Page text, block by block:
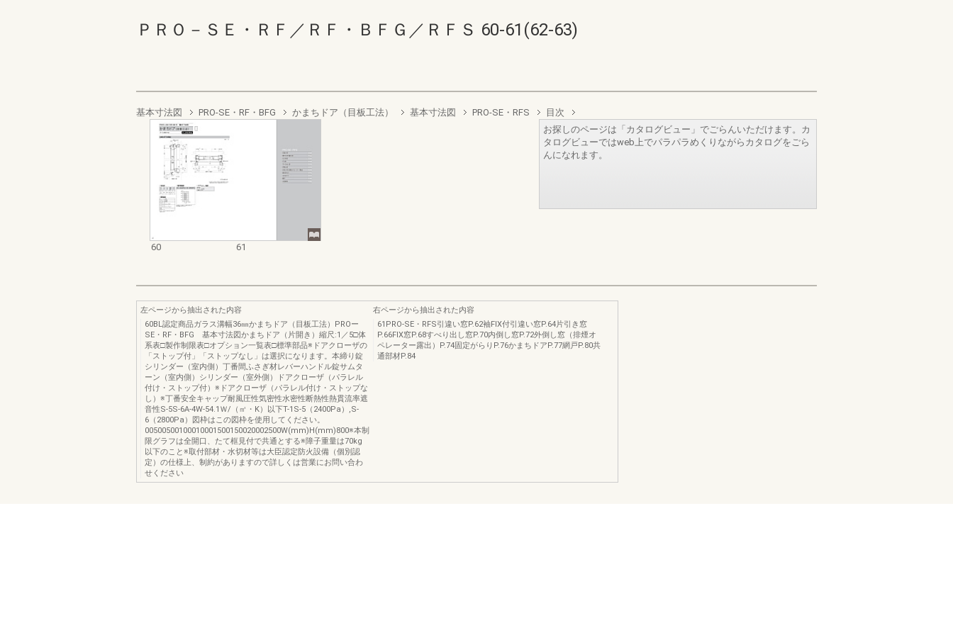
ＰＲＯ－ＳＥ・ＲＦ／ＲＦ・ＢＦＧ／ＲＦＳ 60-61(62-63)
基本寸法図 PRO-SE・RF・BFG かまちドア（目板工法） 基本寸法図 PRO-SE・RFS 目次
60 61
お探しのページは「カタログビュー」でごらんいただけます。カ
タログビューではweb上でパラパラめくりながらカタログをごら
んになれます。
左ページから抽出された内容
60BL認定商品ガラス溝幅36㎜かまちドア（目板工法）PROー
SE・RF・BFG 基本寸法図かまちドア（片開き）縮尺:1／5□体
系表□製作制限表□オプション一覧表□標準部品※ドアクローザの
「ストップ付」「ストップなし」は選択になります。本締り錠
シリンダー（室内側）丁番間ふさぎ材レバーハンドル錠サムタ
ーン（室内側）シリンダー（室外側）ドアクローザ（パラレル
付け・ストップ付）※ドアクローザ（パラレル付け・ストップな
し）※丁番安全キャップ耐風圧性気密性水密性断熱性熱貫流率遮
音性S-5S-6A-4W-54.1Ｗ/（㎡・K）以下T-1S-5（2400Pa）,S-
6（2800Pa）図枠はこの図枠を使用してください。
00500500100010001500150020002500W(mm)H(mm)800※本制
限グラフは全開口、たて框見付で共通とする※障子重量は70kg
以下のこと※取付部材・水切材等は大臣認定防火設備（個別認
定）の仕様上、制約がありますので詳しくは営業にお問い合わ
せください
右ページから抽出された内容
61PRO-SE・RFS引違い窓P.62袖FIX付引違い窓P.64片引き窓
P.66FIX窓P.68すべり出し窓P.70内倒し窓P.72外倒し窓（排煙オ
ペレーター露出）P.74固定がらりP.76かまちドアP.77網戸P.80共
通部材P.84